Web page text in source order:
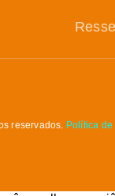
reservados. Política